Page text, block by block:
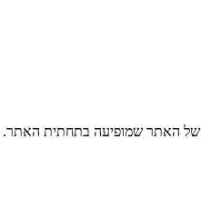
של האתר שמופיעה בתחתית האתר.